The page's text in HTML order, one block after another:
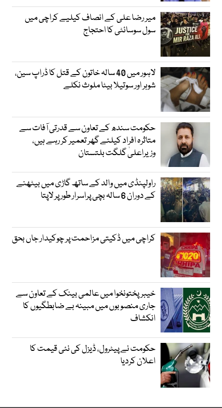
میر رضا علی کے انصاف کیلیے کراچی میں
سول سوسائٹی کا احتجاج
لاہور میں 40 سالہ خاتون کے قتل کا ڈراپ سین،
شوہر اور سوتیلا بیٹا ملوث نکلے
حکومت سندھ کے تعاون سے قدرتی آفات سے
متاثرہ افراد کیلئے گھر تعمیر کر رہے ہیں،
وزیراعلیٰ گلگت بلتستان
راولپنڈی میں والد کے ساتھ گاڑی میں بیٹھنے
کے دوران 6 سالہ بچی پراسرار طور پر لاپتا
کراچی میں ڈکیتی مزاحمت پر چوکیدار جاں بحق
خیبرپختونخوا میں عالمی بینک کے تعاون سے
جاری منصوبوں میں مبینہ بے ضابطگیوں کا
انکشاف
حکومت نے پیٹرول، ڈیزل کی نئی قیمت کا
اعلان کردیا